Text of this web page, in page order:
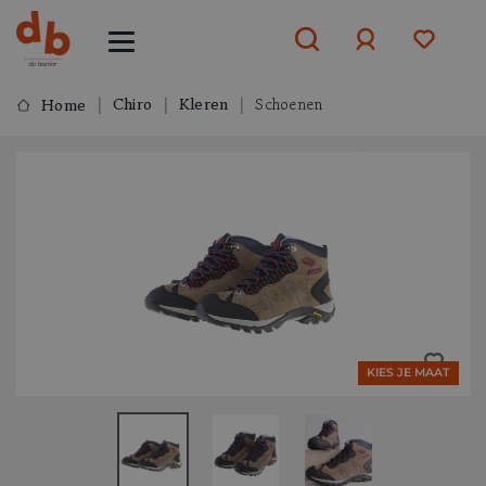
Home Chiro Kleren Schoenen
KIES JE MAAT